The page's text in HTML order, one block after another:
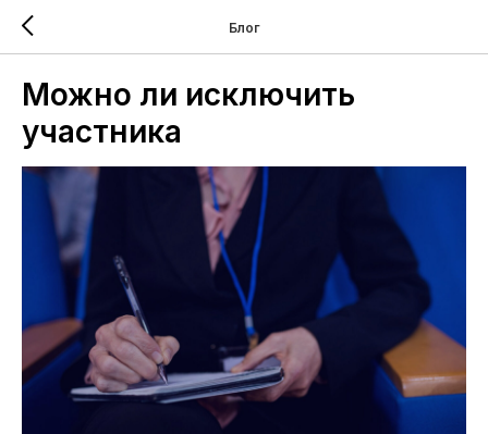
Блог
Можно ли исключить
участника